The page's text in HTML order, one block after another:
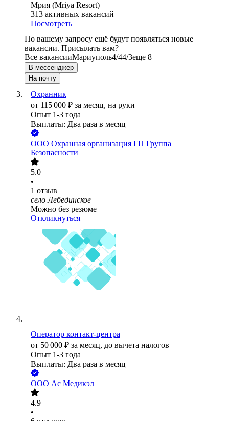
Мрия (Mriya Resort)
313 активных вакансий
Посмотреть
По вашему запросу ещё будут появляться новые
вакансии. Присылать вам?
Все вакансииМариуполь4/44/3еще 8
В мессенджер
На почту
Охранник
от 115 000 ₽ за месяц, на руки
Опыт 1-3 года
Выплаты: Два раза в месяц
ООО Охранная организация ГП Группа
Безопасности
5.0
•
1 отзыв
село Лебединское
Можно без резюме
Откликнуться
Оператор контакт-центра
от 50 000 ₽ за месяц, до вычета налогов
Опыт 1-3 года
Выплаты: Два раза в месяц
ООО Ас Медикэл
4.9
•